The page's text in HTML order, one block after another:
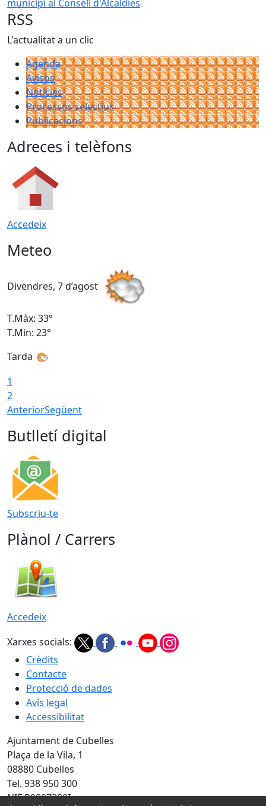
RSS
L'actualitat a un clic
Agenda
Avisos
Notícies
Processos selectius
Publicacions
Adreces i telèfons
Accedeix
Meteo
Divendres, 7 d’agost
T.Màx: 33°
T.Min: 23°
Tarda
1
2
AnteriorSegüent
Butlletí digital
Subscriu-te
Plànol / Carrers
Accedeix
Xarxes socials:
Crèdits
Contacte
Protecció de dades
Avís legal
Accessibilitat
Ajuntament de Cubelles
Plaça de la Vila, 1
08880 Cubelles
Tel. 938 950 300
NIF P0807300I